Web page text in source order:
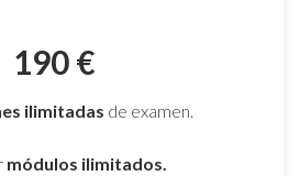
190 €
ilimitadas de examen.
módulos ilimitados.